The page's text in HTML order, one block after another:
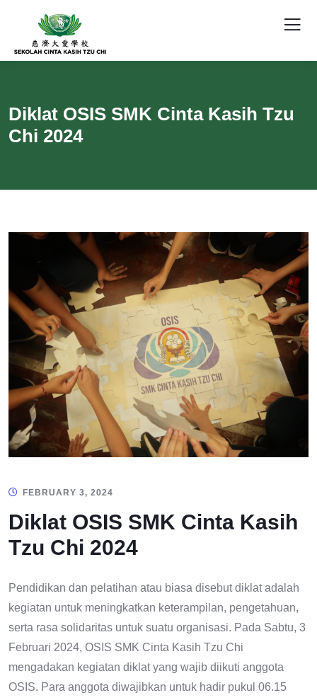
Diklat OSIS SMK Cinta Kasih Tzu
Chi 2024
FEBRUARY 3, 2024
Diklat OSIS SMK Cinta Kasih
Tzu Chi 2024
Pendidikan dan pelatihan atau biasa disebut diklat adalah
kegiatan untuk meningkatkan keterampilan, pengetahuan,
serta rasa solidaritas untuk suatu organisasi. Pada Sabtu, 3
Februari 2024, OSIS SMK Cinta Kasih Tzu Chi
mengadakan kegiatan diklat yang wajib diikuti anggota
OSIS. Para anggota diwajibkan untuk hadir pukul 06.15